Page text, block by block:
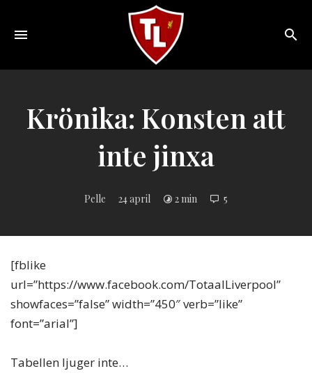
Sveriges
online
magazine!
Krönika: Konsten att
inte jinxa
Pelle 24 april 2 min 5
[fblike
url=”https://www.facebook.com/TotaalLiverpool”
showfaces=”false” width=”450″ verb=”like”
font=”arial”]
Tabellen ljuger inte…